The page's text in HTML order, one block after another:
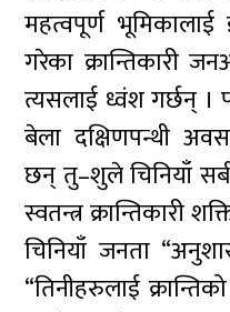
महत्वपूर्ण भूमिकालाई
गरेका क्रान्तिकारी
त्यसलाई ध्वंश गर्छन् ।
बेला दक्षिणपन्थी
छन् तु–शुले चिनियाँ
स्वतन्त्र क्रान्तिकारी
चिनियाँ जनता
“तिनीहरुलाई